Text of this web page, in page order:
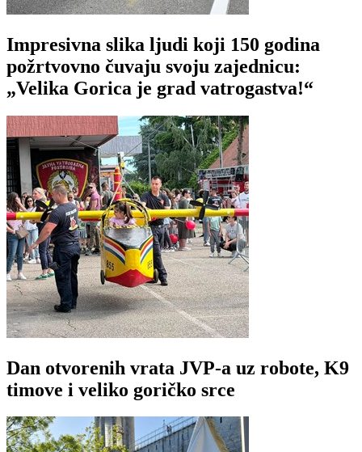
Impresivna slika ljudi koji 150 godina
požrtvovno čuvaju svoju zajednicu:
„Velika Gorica je grad vatrogastva!“
Dan otvorenih vrata JVP-a uz robote, K9
timove i veliko goričko srce